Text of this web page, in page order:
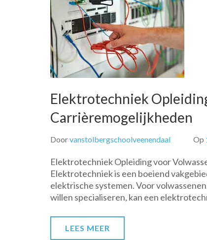
Elektrotechniek
Carrièremogelijkheden
Doorvanstolbergschoolveenendaal Op
Elektrotechniek Opleiding voor
Elektrotechniek is een boeiend
elektrische systemen. Voor
willen specialiseren, kan een
LEES MEER